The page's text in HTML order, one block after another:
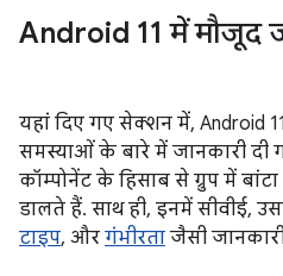
Android 11 में मौजूद
यहां दिए गए सेक्शन में, Android
समस्याओं के बारे में जानकारी दी
कॉम्पोनेंट के हिसाब से ग्रुप में
डालते हैं. साथ ही, इनमें सीवीई,
टाइप, और गंभीरता जैसी